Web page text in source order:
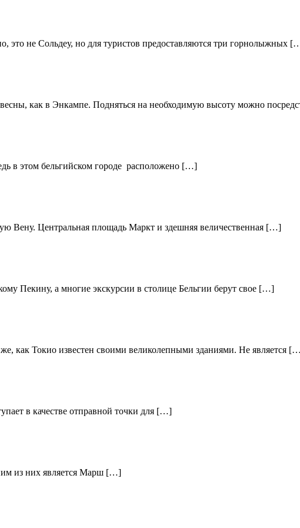
это не Сольдеу, но для туристов предоставляются три горнолыжных
как в Энкампе. Подняться на необходимую высоту можно
в этом бельгийском городе расположено […]
Вену. Центральная площадь Маркт и здешняя величественная […]
Пекину, а многие экскурсии в столице Бельгии берут свое […]
как Токио известен своими великолепными зданиями. Не является
в качестве отправной точки для […]
из них является Марш […]